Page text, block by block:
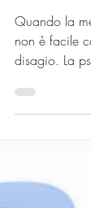
Quando la
non è facile
supporto
ritrovare
aiutandoti a
migliorare la